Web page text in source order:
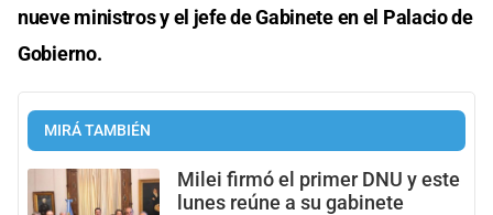
nueve ministros y el jefe de Gabinete en el Palacio de
Gobierno.
MIRÁ TAMBIÉN
Milei firmó el primer DNU y este
lunes reúne a su gabinete